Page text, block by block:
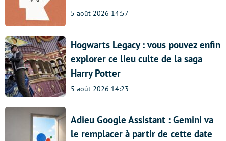
5 août 2026 14:57
Hogwarts Legacy : vous pouvez enfin
explorer ce lieu culte de la saga
Harry Potter
5 août 2026 14:23
Adieu Google Assistant : Gemini va
le remplacer à partir de cette date